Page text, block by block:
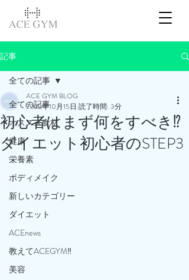
記事
全ての記事
オススメ食材
健康
栄養素
ボディメイク
新しいカテゴリー
ダイエット
ACEnews
教えてACEGYM‼️
美容
全ての記事
初心者はまず何をすべき⁉️
ダイエット初心者のSTEP3
ACE GYM BLOG
2023年10月15日 読了時間: 3分